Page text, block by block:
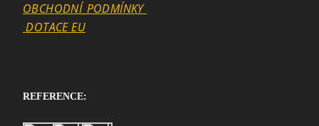
OBCHODNÍ_PODMÍNKY
DOTACE EU
REFERENCE: